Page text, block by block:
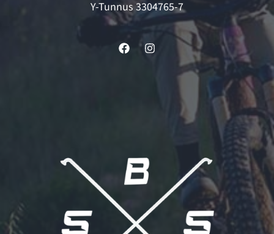
Y-Tunnus 3304765-7